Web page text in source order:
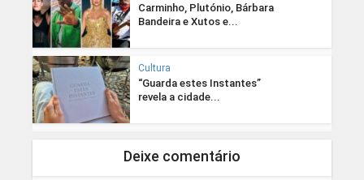
Carminho, Plutónio, Bárbara
Bandeira e Xutos e...
Cultura
“Guarda estes Instantes”
revela a cidade...
Deixe comentário